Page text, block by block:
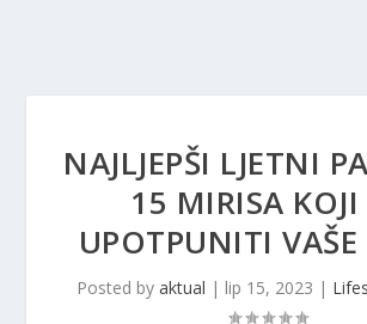
NAJLJEPŠI LJETNI
15 MIRISA KOJI
UPOTPUNITI VAŠE
Posted by aktual | lip 15, 2023 |